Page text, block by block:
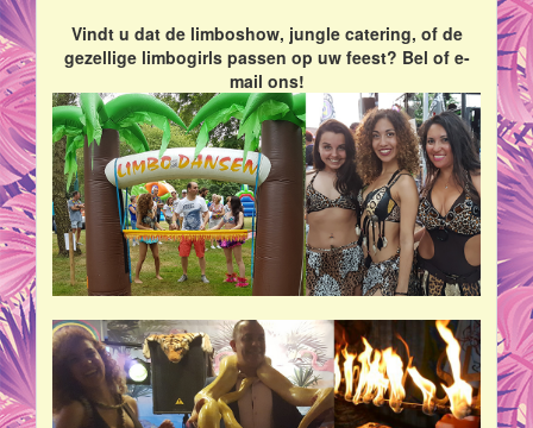
Vindt u dat de limboshow, jungle catering, of de
gezellige limbogirls passen op uw feest? Bel of e-
mail ons!